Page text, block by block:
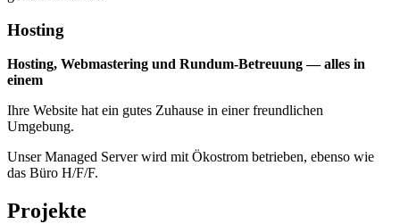
Hosting
Hosting, Webmastering und Rundum-Betreuung — alles in
einem
Ihre Website hat ein gutes Zuhause in einer freundlichen
Umgebung.
Unser Managed Server wird mit Ökostrom betrieben, ebenso wie
das Büro H/F/F.
Projekte